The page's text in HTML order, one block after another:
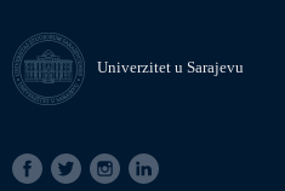
Univerzitet u Sarajevu
SOCIAL
LINKS